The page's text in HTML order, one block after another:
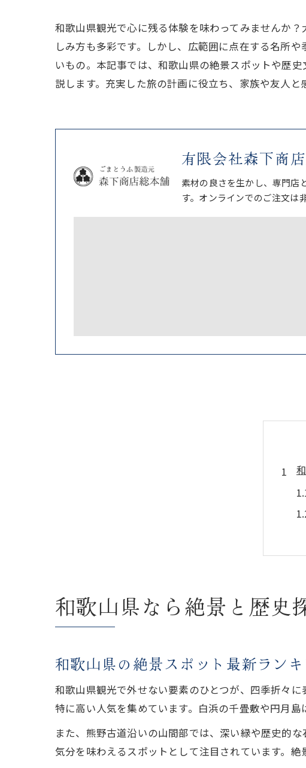
和歌山県観光で心に残る体験を味わってみませんか
しみ方も多彩です。しかし、広範囲に点在する名所
いもの。本記事では、和歌山県の絶景スポットや歴
説します。充実した旅の計画に役立ち、家族や友人
有限会社森下商
素材の良さを生かし、専門店
す。オンラインでのご注文は
和歌山県なら絶景と歴史
和歌山県の絶景スポット最新ラン
和歌山県観光で外せない要素のひとつが、四季折々
特に高い人気を集めています。白浜の千畳敷や円月
また、熊野古道沿いの山間部では、深い緑や歴史的
気分を味わえるスポットとして注目されています。